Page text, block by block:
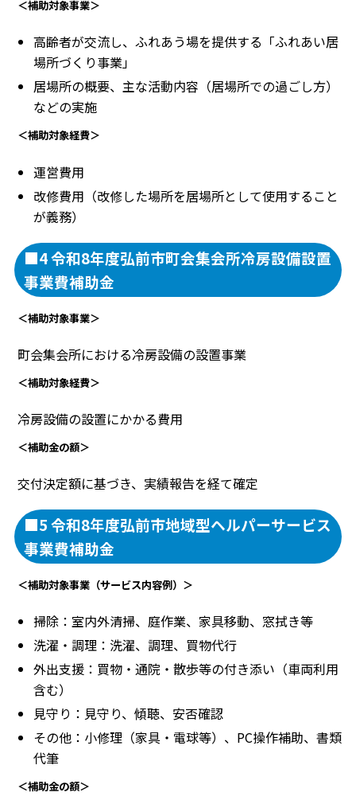
＜補助対象事業＞
高齢者が交流し、ふれあう場を提供する「ふれあい居
場所づくり事業」
居場所の概要、主な活動内容（居場所での過ごし方）
などの実施
＜補助対象経費＞
運営費用
改修費用（改修した場所を居場所として使用すること
が義務）
■4 令和8年度弘前市町会集会所冷房設備設置
事業費補助金
＜補助対象事業＞
町会集会所における冷房設備の設置事業
＜補助対象経費＞
冷房設備の設置にかかる費用
＜補助金の額＞
交付決定額に基づき、実績報告を経て確定
■5 令和8年度弘前市地域型ヘルパーサービス
事業費補助金
＜補助対象事業（サービス内容例）＞
掃除：室内外清掃、庭作業、家具移動、窓拭き等
洗濯・調理：洗濯、調理、買物代行
外出支援：買物・通院・散歩等の付き添い（車両利用
含む）
見守り：見守り、傾聴、安否確認
その他：小修理（家具・電球等）、PC操作補助、書類
代筆
＜補助金の額＞